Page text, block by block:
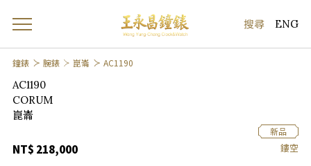
ENG
鐘錶 腕錶 崑崙 AC1190
AC1190
CORUM
崑崙
NT$ 218,000
新品
鏤空